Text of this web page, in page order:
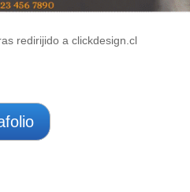
redirijido a clickdesign.cl